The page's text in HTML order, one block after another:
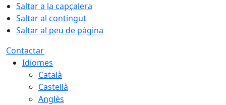
Saltar a la capçalera
Saltar al contingut
Saltar al peu de pàgina
Contactar
Idiomes
Català
Castellà
Anglès